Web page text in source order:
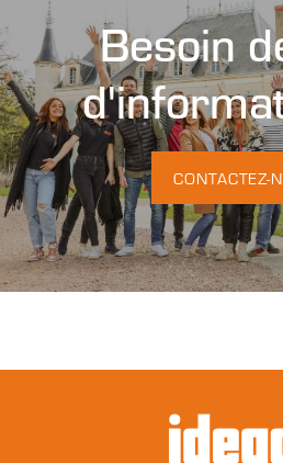
Besoin
CONTACTEZ-